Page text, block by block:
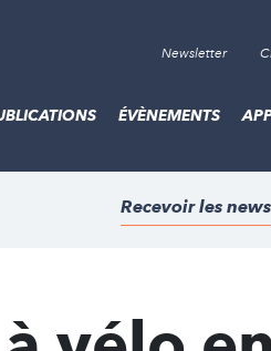
Newsletter
ÉVÈNEMENTS
Recevoir les news